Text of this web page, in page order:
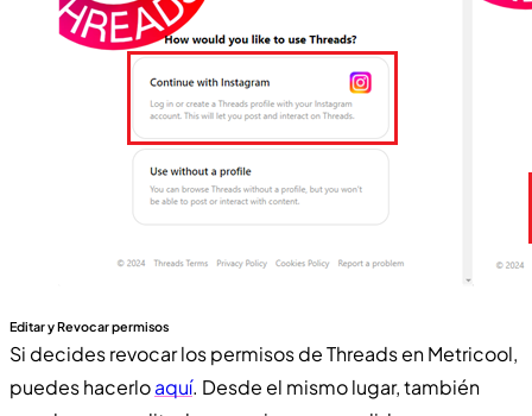
Editar y Revocar permisos
Si decides revocar los permisos de Threads en Metricool,
puedes hacerloaquí. Desde el mismo lugar, también